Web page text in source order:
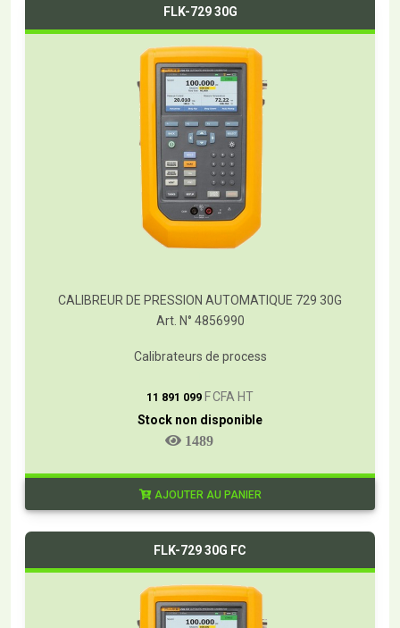
FLK-729 30G
CALIBREUR DE PRESSION AUTOMATIQUE 729 30G
Art. N° 4856990
Calibrateurs de process
11 891 099 F CFA HT
Stock non disponible
1489
AJOUTER AU PANIER
FLK-729 30G FC